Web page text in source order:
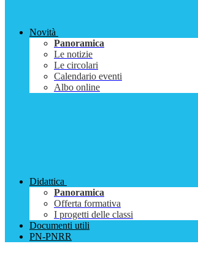
Novità
Panoramica
Le notizie
Le circolari
Calendario eventi
Albo online
Didattica
Panoramica
Offerta formativa
I progetti delle classi
Documenti utili
PN-PNRR